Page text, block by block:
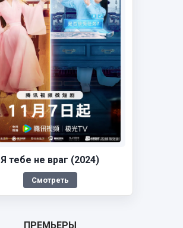
Я тебе не враг (2024)
Смотреть
ПРЕМЬЕРЫ